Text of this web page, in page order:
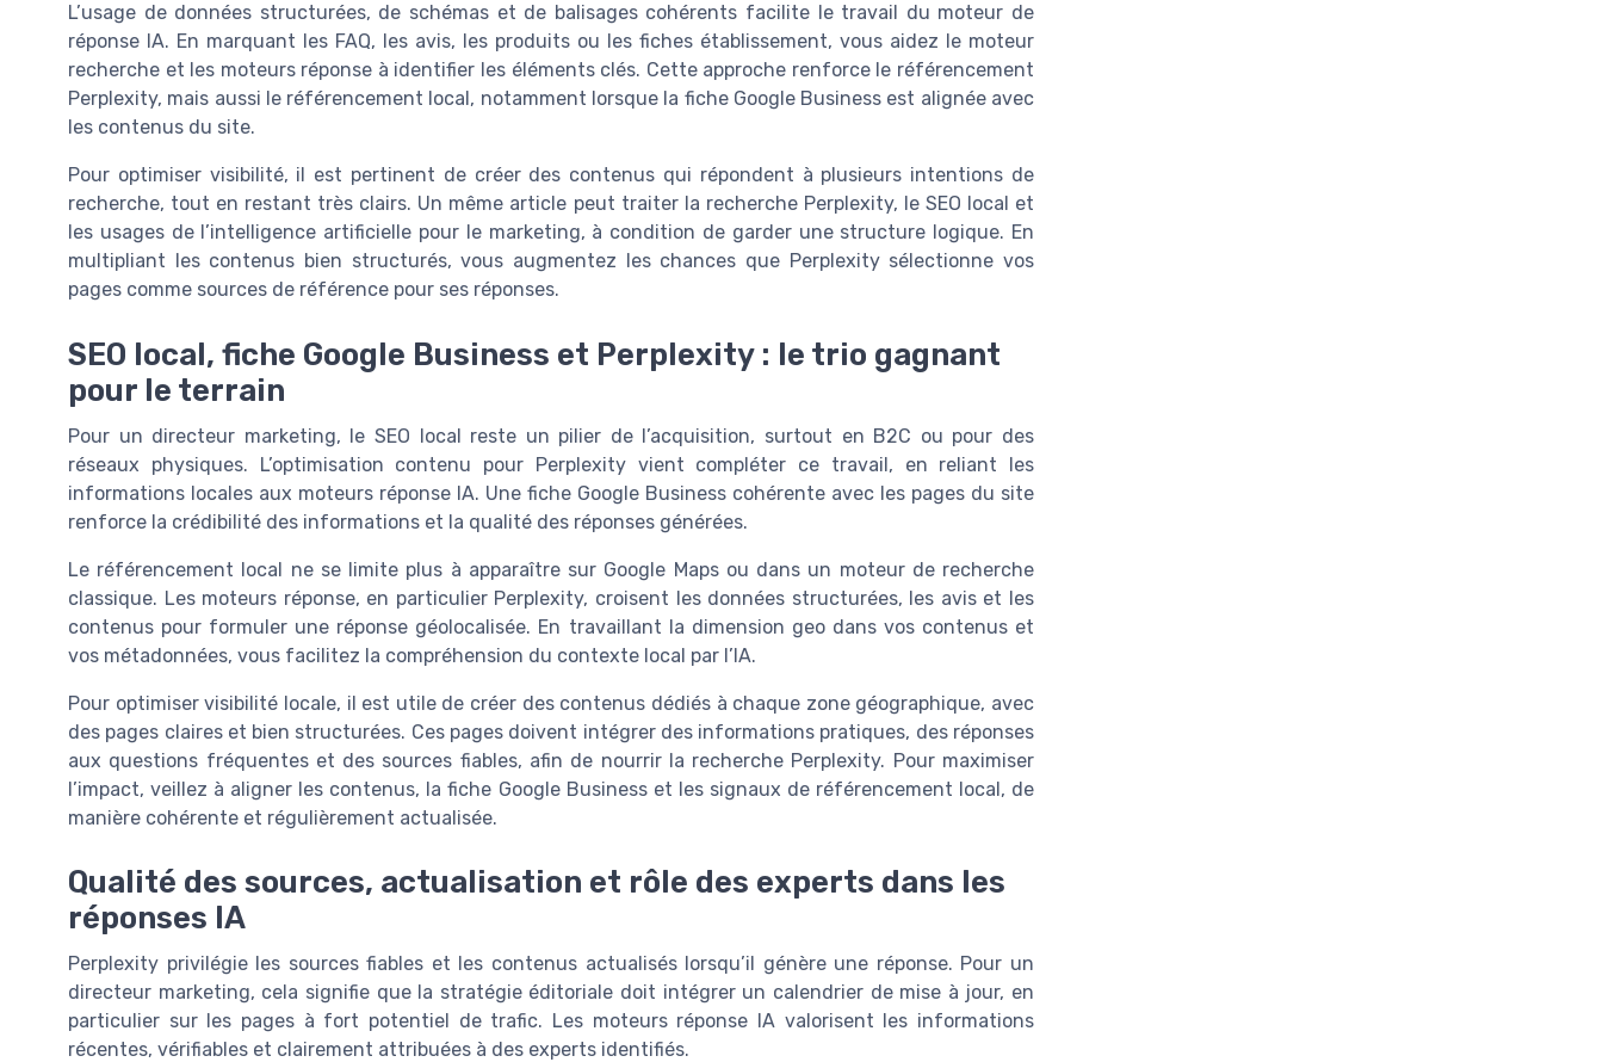
L’usage de données structurées, de schémas et de balisages cohérents facilite le travail du moteur de
réponse IA. En marquant les FAQ, les avis, les produits ou les fiches établissement, vous aidez le moteur
recherche et les moteurs réponse à identifier les éléments clés. Cette approche renforce le référencement
Perplexity, mais aussi le référencement local, notamment lorsque la fiche Google Business est alignée avec
les contenus du site.
Pour optimiser visibilité, il est pertinent de créer des contenus qui répondent à plusieurs intentions de
recherche, tout en restant très clairs. Un même article peut traiter la recherche Perplexity, le SEO local et
les usages de l’intelligence artificielle pour le marketing, à condition de garder une structure logique. En
multipliant les contenus bien structurés, vous augmentez les chances que Perplexity sélectionne vos
pages comme sources de référence pour ses réponses.
SEO local, fiche Google Business et Perplexity : le trio gagnant
pour le terrain
Pour un directeur marketing, le SEO local reste un pilier de l’acquisition, surtout en B2C ou pour des
réseaux physiques. L’optimisation contenu pour Perplexity vient compléter ce travail, en reliant les
informations locales aux moteurs réponse IA. Une fiche Google Business cohérente avec les pages du site
renforce la crédibilité des informations et la qualité des réponses générées.
Le référencement local ne se limite plus à apparaître sur Google Maps ou dans un moteur de recherche
classique. Les moteurs réponse, en particulier Perplexity, croisent les données structurées, les avis et les
contenus pour formuler une réponse géolocalisée. En travaillant la dimension geo dans vos contenus et
vos métadonnées, vous facilitez la compréhension du contexte local par l’IA.
Pour optimiser visibilité locale, il est utile de créer des contenus dédiés à chaque zone géographique, avec
des pages claires et bien structurées. Ces pages doivent intégrer des informations pratiques, des réponses
aux questions fréquentes et des sources fiables, afin de nourrir la recherche Perplexity. Pour maximiser
l’impact, veillez à aligner les contenus, la fiche Google Business et les signaux de référencement local, de
manière cohérente et régulièrement actualisée.
Qualité des sources, actualisation et rôle des experts dans les
réponses IA
Perplexity privilégie les sources fiables et les contenus actualisés lorsqu’il génère une réponse. Pour un
directeur marketing, cela signifie que la stratégie éditoriale doit intégrer un calendrier de mise à jour, en
particulier sur les pages à fort potentiel de trafic. Les moteurs réponse IA valorisent les informations
récentes, vérifiables et clairement attribuées à des experts identifiés.